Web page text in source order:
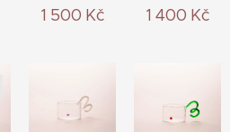
1 500 Kč 1 400 Kč